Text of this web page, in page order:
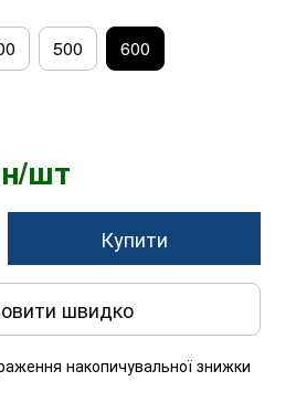
500 600
шт
Купити
швидко
накопичувальної знижки